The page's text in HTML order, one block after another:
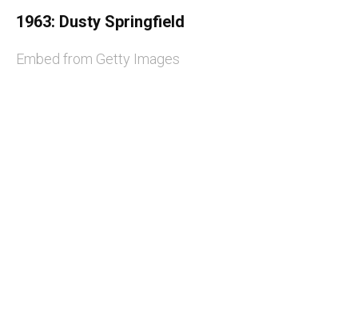
1963: Dusty Springfield
Embed from Getty Images